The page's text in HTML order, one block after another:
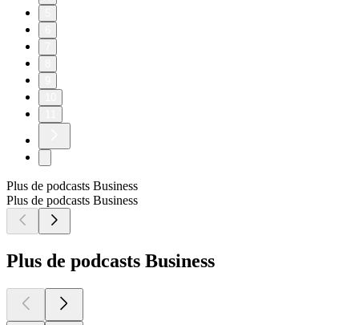
Plus de podcasts Business
Plus de podcasts Business
Plus de podcasts Business